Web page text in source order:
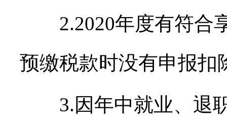
2.2020年度有符合
预缴税款时没有申报扣
3.因年中就业、退职